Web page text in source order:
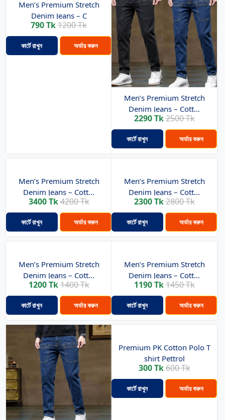
Men’s Premium Stretch
Denim Jeans – C
790 Tk1200 Tk
কার্টে রাখুন অর্ডার করুন
Men’s Premium Stretch
Denim Jeans – Cott...
2290 Tk2500 Tk
কার্টে রাখুন অর্ডার করুন
Men’s Premium Stretch
Denim Jeans – Cott...
3400 Tk4200 Tk
কার্টে রাখুন অর্ডার করুন
Men’s Premium Stretch
Denim Jeans – Cott...
2300 Tk2800 Tk
কার্টে রাখুন অর্ডার করুন
Men’s Premium Stretch
Denim Jeans – Cott...
1200 Tk1400 Tk
কার্টে রাখুন অর্ডার করুন
Men’s Premium Stretch
Denim Jeans – Cott...
1190 Tk1450 Tk
কার্টে রাখুন অর্ডার করুন
Premium PK Cotton Polo T
shirt Pettrol
300 Tk600 Tk
কার্টে রাখুন অর্ডার করুন